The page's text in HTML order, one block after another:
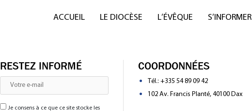
ACCUEIL LE DIOCÈSE L’ÉVÊQUE S’INFORMER
RESTEZ INFORMÉ
Je consens à ce que ce site stocke les
COORDONNÉES
Tél.: +335 54 89 09 42
102 Av. Francis Planté, 40100 Dax